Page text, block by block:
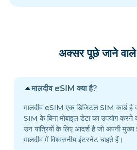
अक्सर पूछे जाने वाले
मालदीव eSIM क्या है?
मालदीव eSIM एक डिजिटल SIM कार्ड है
SIM के बिना मोबाइल डेटा का उपयोग करने
उन यात्रियों के लिए आदर्श है जो अपनी
मालदीव में विश्वसनीय इंटरनेट चाहते हैं।